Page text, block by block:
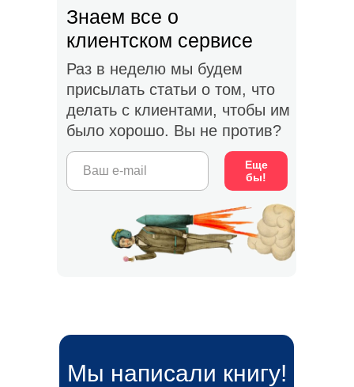
Знаем все о
клиентском сервисе
Раз в неделю мы будем
присылать статьи о том, что
делать с клиентами, чтобы им
было хорошо. Вы не против?
Еще
бы!
Мы написали книгу!